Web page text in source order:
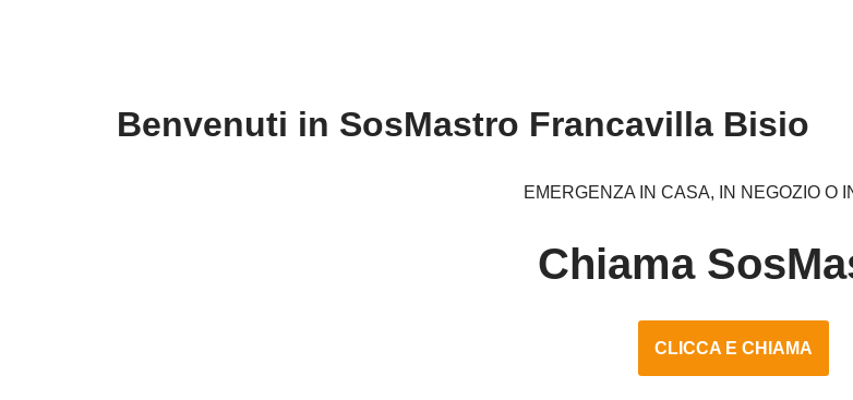
Benvenuti in SosMastro Francavilla Bisio
EMERGENZA IN CASA, IN NEGOZIO O
Chiama
CLICCA E CHIAMA